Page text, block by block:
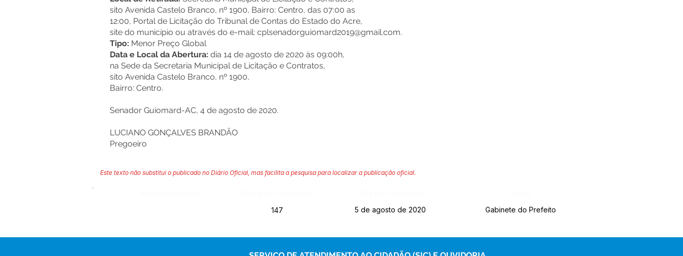
sito Avenida Castelo Branco, nº 1900, Bairro: Centro, das 07:00 as
12:00, Portal de Licitação do Tribunal de Contas do Estado do Acre,
site do município ou através do e-mail: cplsenadorguiomard2019@gmail.com.
Tipo: Menor Preço Global
Data e Local da Abertura: dia 14 de agosto de 2020 às 09:00h,
na Sede da Secretaria Municipal de Licitação e Contratos,
sito Avenida Castelo Branco, nº 1900,
Bairro: Centro.
Senador Guiomard-AC, 4 de agosto de 2020.
LUCIANO GONÇALVES BRANDÃO
Pregoeiro
Este texto não substitui o publicado no Diário Oficial, mas facilita a pesquisa para localizar a publicação oficial.
147
5 de agosto de 2020 Gabinete do Prefeito